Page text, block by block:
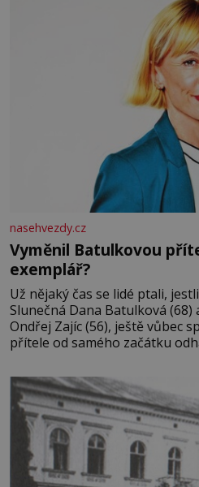
nasehvezdy.cz
Vyměnil Batulkovou
exemplář?
Už nějaký čas se lidé ptali,
Slunečná Dana Batulková
Ondřej Zajíc (56), ještě vůbec spolu. Herečka
přítele od samého začátku